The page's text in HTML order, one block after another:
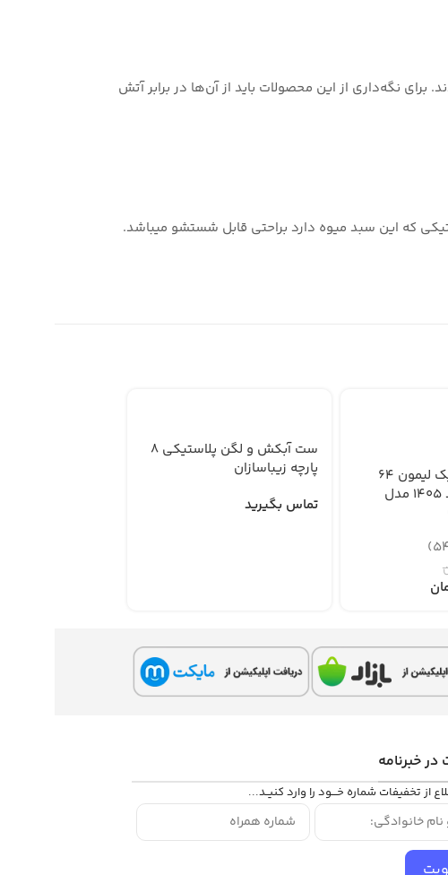
نگه‌داری از این محصولات باید از آن‌ها در برابر آتش
که این سبد میوه دارد براحتی قابل شستشو میباشد.
سرویس پلاستیک لیمون 64
پارچه طرح جدید 1405 مدل
ست آبکش و لگن پلاستیکی 8
پارچه زیباسازان
تماس بگیرید
خبرنامه
از تخفیفات شماره خـــود را وارد کنیــد...